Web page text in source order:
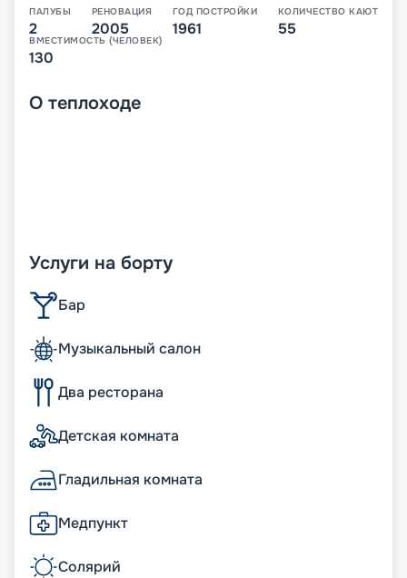
ПАЛУБЫ
2
РЕНОВАЦИЯ
2005
ГОД ПОСТРОЙКИ
1961
КОЛИЧЕСТВО КАЮТ
55
ВМЕСТИМОСТЬ (ЧЕЛОВЕК)
130
О теплоходе
Услуги на борту
Бар
Музыкальный салон
Два ресторана
Детская комната
Гладильная комната
Медпункт
Солярий